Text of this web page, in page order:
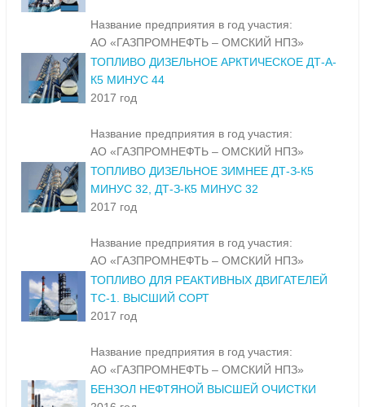
Название предприятия в год участия:
АО «ГАЗПРОМНЕФТЬ – ОМСКИЙ НПЗ»
ТОПЛИВО ДИЗЕЛЬНОЕ АРКТИЧЕСКОЕ ДТ-А-
К5 МИНУС 44
Название предприятия в год участия:
АО «ГАЗПРОМНЕФТЬ – ОМСКИЙ НПЗ»
ТОПЛИВО ДИЗЕЛЬНОЕ ЗИМНЕЕ ДТ-З-К5
МИНУС 32, ДТ-З-К5 МИНУС 32
Название предприятия в год участия:
АО «ГАЗПРОМНЕФТЬ – ОМСКИЙ НПЗ»
ТОПЛИВО ДЛЯ РЕАКТИВНЫХ ДВИГАТЕЛЕЙ
ТС-1. ВЫСШИЙ СОРТ
Название предприятия в год участия:
АО «ГАЗПРОМНЕФТЬ – ОМСКИЙ НПЗ»